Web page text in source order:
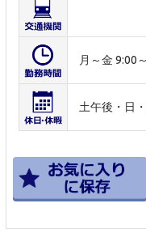
月～金 9:00
土午後・日